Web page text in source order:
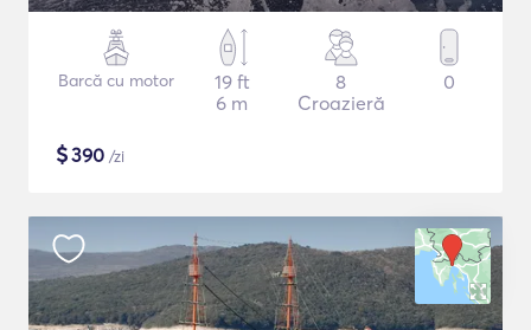
Barcă cu motor
19 ft
6 m
8
Croazieră
0
$390 /zi